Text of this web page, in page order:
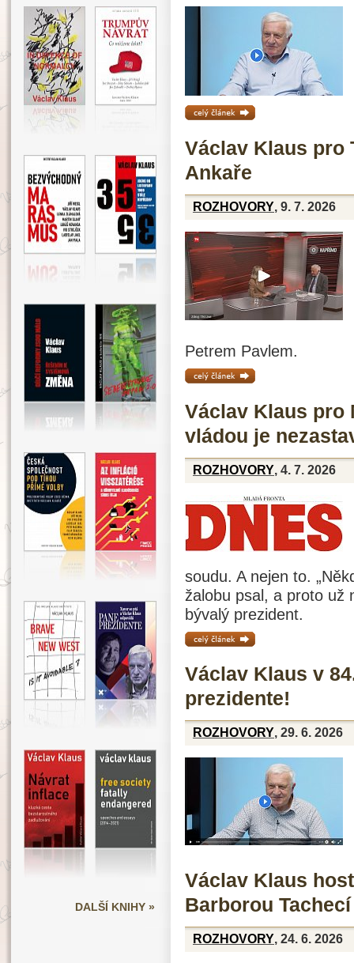
DALŠÍ KNIHY »
celý článek »
Václav Klaus pro
Ankaře
ROZHOVORY, 9. 7. 2026
Petrem Pavlem.
celý článek »
Václav Klaus pro
vládou je
ROZHOVORY, 4. 7. 2026
soudu. A nejen to.
žalobu psal, a proto už
bývalý prezident.
celý článek »
Václav Klaus v
prezidente!
ROZHOVORY, 29. 6. 2026
Václav Klaus
Barborou Tachecí
ROZHOVORY, 24. 6. 2026